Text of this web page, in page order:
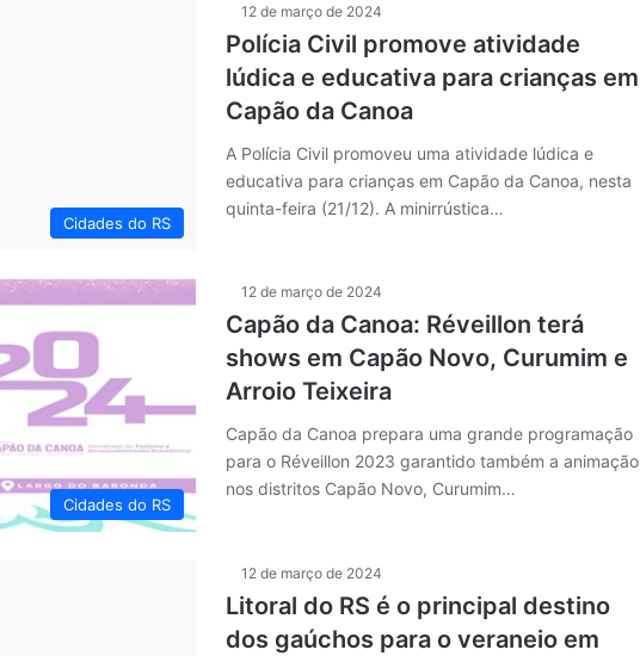
Cidades do RS
12 de março de 2024
Polícia Civil promove atividade
lúdica e educativa para crianças em
Capão da Canoa
A Polícia Civil promoveu uma atividade lúdica e
educativa para crianças em Capão da Canoa, nesta
quinta-feira (21/12). A minirrústica…
Cidades do RS
12 de março de 2024
Capão da Canoa: Réveillon terá
shows em Capão Novo, Curumim e
Arroio Teixeira
Capão da Canoa prepara uma grande programação
para o Réveillon 2023 garantido também a animação
nos distritos Capão Novo, Curumim…
12 de março de 2024
Litoral do RS é o principal destino
dos gaúchos para o veraneio em